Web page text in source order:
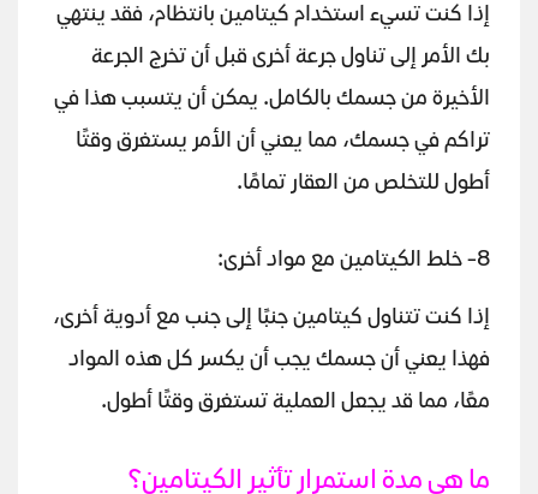
إذا كنت تسيء استخدام كيتامين بانتظام، فقد ينتهي
بك الأمر إلى تناول جرعة أخرى قبل أن تخرج الجرعة
الأخيرة من جسمك بالكامل. يمكن أن يتسبب هذا في
تراكم في جسمك، مما يعني أن الأمر يستغرق وقتًا
أطول للتخلص من العقار تمامًا.
8- خلط الكيتامين مع مواد أخرى:
إذا كنت تتناول كيتامين جنبًا إلى جنب مع أدوية أخرى،
فهذا يعني أن جسمك يجب أن يكسر كل هذه المواد
معًا، مما قد يجعل العملية تستغرق وقتًا أطول.
ما هي مدة استمرار تأثير الكيتامين؟